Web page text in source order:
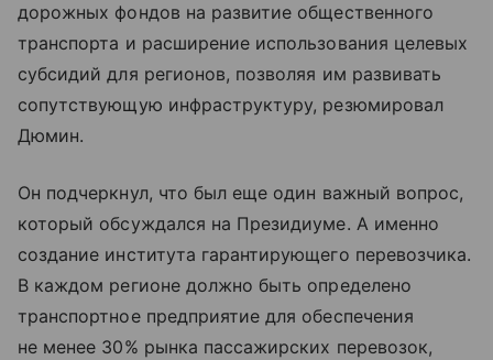
дорожных фондов на развитие общественного
транспорта и расширение использования целевых
субсидий для регионов, позволяя им развивать
сопутствующую инфраструктуру, резюмировал
Дюмин.
Он подчеркнул, что был еще один важный вопрос,
который обсуждался на Президиуме. А именно
создание института гарантирующего перевозчика.
В каждом регионе должно быть определено
транспортное предприятие для обеспечения
не менее 30% рынка пассажирских перевозок,